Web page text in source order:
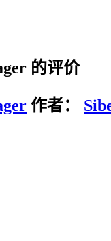
的评价
作者：